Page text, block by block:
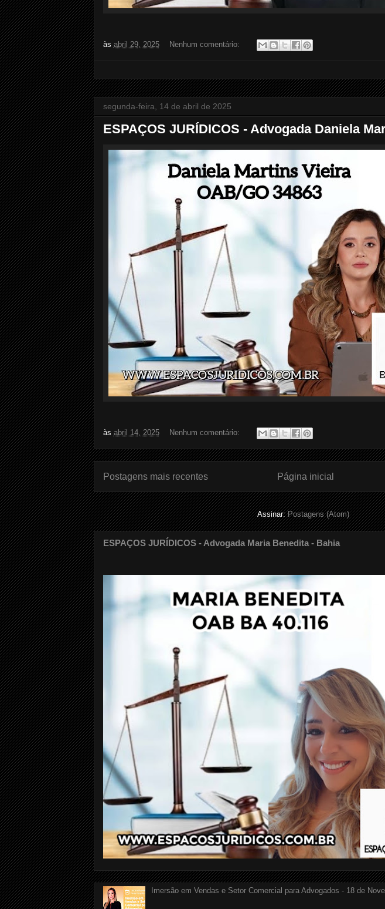
às abril 29, 2025 Nenhum comentário:
segunda-feira, 14 de abril de 2025
ESPAÇOS JURÍDICOS - Advogada Daniela
às abril 14, 2025 Nenhum comentário:
Postagens mais recentes Página inicial
Assinar:Postagens (Atom)
ESPAÇOS JURÍDICOS - Advogada Maria Benedita - Bahia
Imersão em Vendas e Setor Comercial para Advogados - 18 de